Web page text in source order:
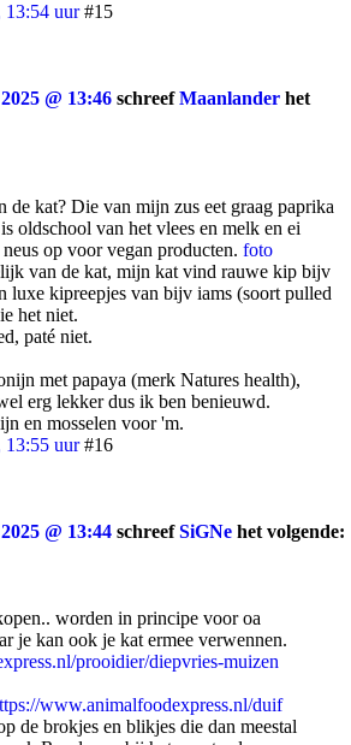
13:54 uur #15
@ 13:46 schreefMaanlander het
de kat? Die van mijn zus eet graag paprika
oldschool van het vlees en melk en ei
op voor vegan producten. foto
van de kat, mijn kat vind rauwe kip bijv
luxe kipreepjes van bijv iams (soort pulled
het niet.
paté niet.
met papaya (merk Natures health),
erg lekker dus ik ben benieuwd.
en mosselen voor 'm.
13:55 uur #16
@ 13:44 schreefSiGNe het volgende:
worden in principe voor oa
je kan ook je kat ermee verwennen.
prooidier/diepvries-muizen
www.animalfoodexpress.nl/duif
de brokjes en blikjes die dan meestal